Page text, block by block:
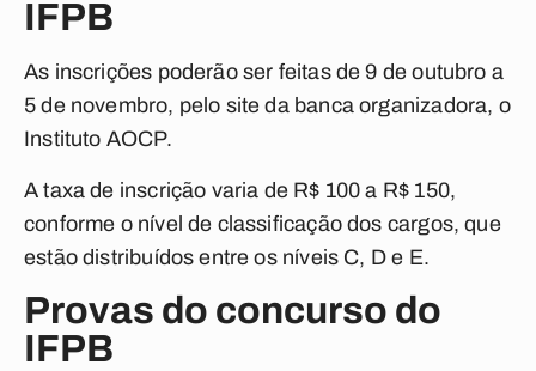
IFPB
As inscrições poderão ser feitas de 9 de outubro a
5 de novembro, pelo site da banca organizadora, o
Instituto AOCP.
A taxa de inscrição varia de R$ 100 a R$ 150,
conforme o nível de classificação dos cargos, que
estão distribuídos entre os níveis C, D e E.
Provas do concurso do
IFPB